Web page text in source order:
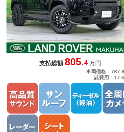
支払総額805.4 万円
車両価格：
諸費用：